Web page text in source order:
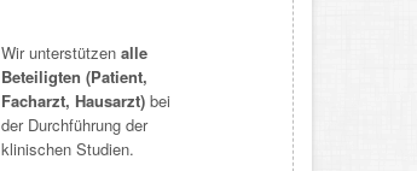
Wir unterstützen alle
Beteiligten (Patient,
Facharzt, Hausarzt) bei
der Durchführung der
klinischen Studien.